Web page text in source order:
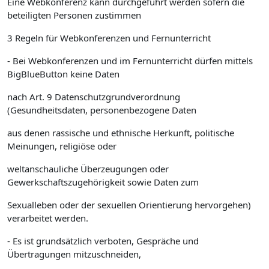
beteiligten Personen zustimmen
3 Regeln für Webkonferenzen und Fernunterricht
- Bei Webkonferenzen und im Fernunterricht dürfen mittels
BigBlueButton keine Daten
nach Art. 9 Datenschutzgrundverordnung
(Gesundheitsdaten, personenbezogene Daten
aus denen rassische und ethnische Herkunft, politische
Meinungen, religiöse oder
weltanschauliche Überzeugungen oder
Gewerkschaftszugehörigkeit sowie Daten zum
Sexualleben oder der sexuellen Orientierung hervorgehen)
verarbeitet werden.
- Es ist grundsätzlich verboten, Gespräche und
Übertragungen mitzuschneiden,